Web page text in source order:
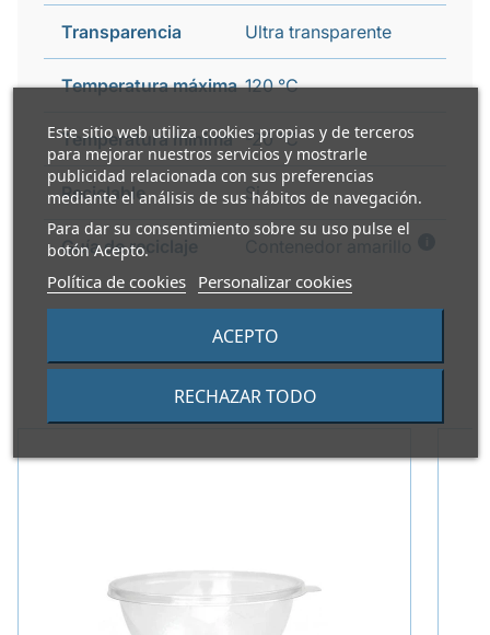
Este sitio web utiliza cookies propias y de terceros
para mejorar nuestros servicios y mostrarle
publicidad relacionada con sus preferencias
mediante el análisis de sus hábitos de navegación.
Para dar su consentimiento sobre su uso pulse el
botón Acepto.
Política de cookies Personalizar cookies
RECHAZAR TODO
ACEPTO
Transparencia Ultra transparente
Temperatura máxima 120 °C
Temperatura mínima -20 °C
Reciclable Si
Guía de reciclaje
PRODUCTOS ALTERNATIVOS